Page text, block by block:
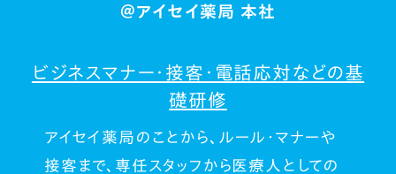
＠アイセイ薬局 本社
ビジネスマナー・接客・電話応対などの基
礎研修
アイセイ薬局のことから、ルール・マナーや
接客まで、 専任スタッフから医療人としての